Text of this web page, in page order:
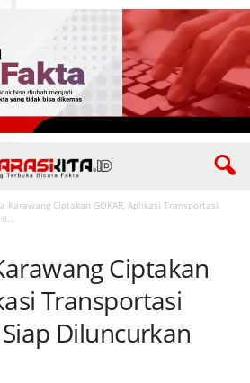
Karawang Ciptakan GOKAR, Aplikasi Transportasi
Ciptakan
Transportasi
Diluncurkan